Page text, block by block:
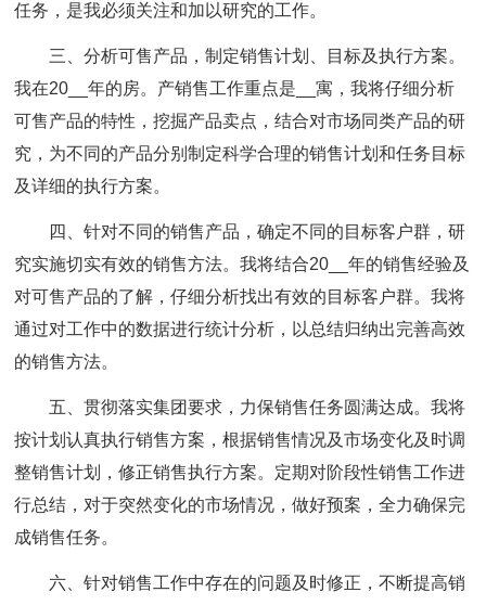
任务，是我必须关注和加以研究的工作。
三、分析可售产品，制定销售计划、目标及执行方案。
我在20__年的房。产销售工作重点是__寓，我将仔细分析
可售产品的特性，挖掘产品卖点，结合对市场同类产品的研
究，为不同的产品分别制定科学合理的销售计划和任务目标
及详细的执行方案。
四、针对不同的销售产品，确定不同的目标客户群，研
究实施切实有效的销售方法。我将结合20__年的销售经验及
对可售产品的了解，仔细分析找出有效的目标客户群。我将
通过对工作中的数据进行统计分析，以总结归纳出完善高效
的销售方法。
五、贯彻落实集团要求，力保销售任务圆满达成。我将
按计划认真执行销售方案，根据销售情况及市场变化及时调
整销售计划，修正销售执行方案。定期对阶段性销售工作进
行总结，对于突然变化的市场情况，做好预案，全力确保完
成销售任务。
六、针对销售工作中存在的问题及时修正，不断提高销